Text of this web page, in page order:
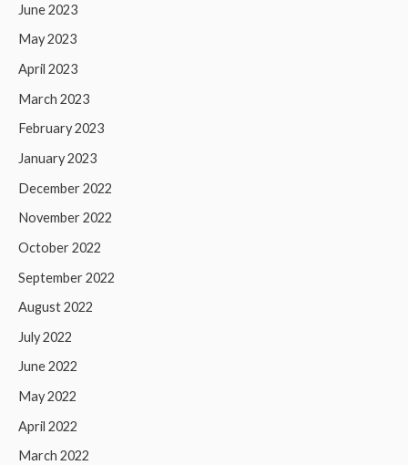
June 2023
May 2023
April 2023
March 2023
February 2023
January 2023
December 2022
November 2022
October 2022
September 2022
August 2022
July 2022
June 2022
May 2022
April 2022
March 2022